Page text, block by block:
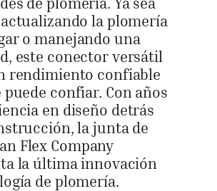
la plomería
o manejando una
este conector versátil
rendimiento confiable
puede confiar. Con años
en diseño detrás
la junta de
Flex Company
la última innovación
de plomería.